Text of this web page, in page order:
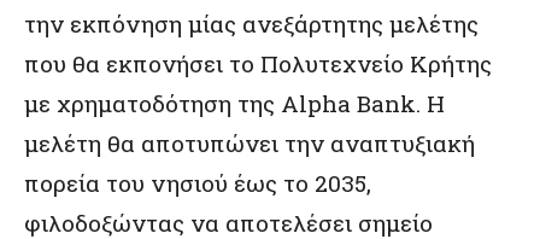
την εκπόνηση μίας ανεξάρτητης μελέτης
που θα εκπονήσει το Πολυτεχνείο Κρήτης
με χρηματοδότηση της Alpha Bank. Η
μελέτη θα αποτυπώνει την αναπτυξιακή
πορεία του νησιού έως το 2035,
φιλοδοξώντας να αποτελέσει σημείο